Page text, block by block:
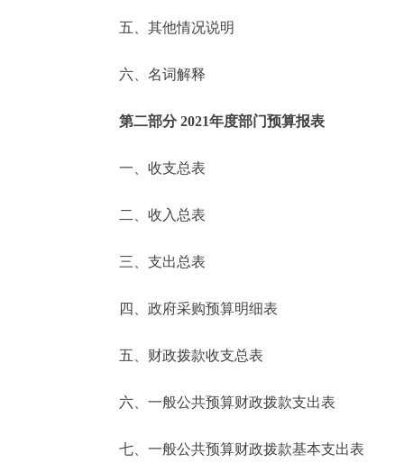
便民服务
中介服务
政民互动
12345网上接诉即办
参与调查
走进北京
北京概况
绿色北京
ENGLISH
五、其他情况说明
六、名词解释
第二部分 2021年度部门预算报表
一、收支总表
二、收入总表
三、支出总表
四、政府采购预算明细表
五、财政拨款收支总表
六、一般公共预算财政拨款支出表
七、一般公共预算财政拨款基本支出表